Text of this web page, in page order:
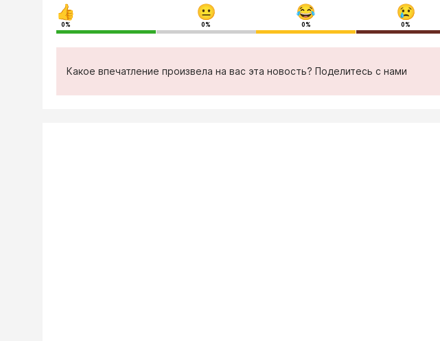
0% 0% 0% 0%
Какое впечатление произвела на вас эта новость? Поделитесь с нами